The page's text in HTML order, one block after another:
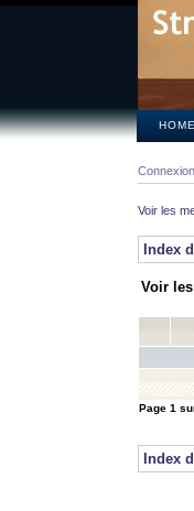
HOME
Connexion
Voir les
Index
Voir
Page 1
Index